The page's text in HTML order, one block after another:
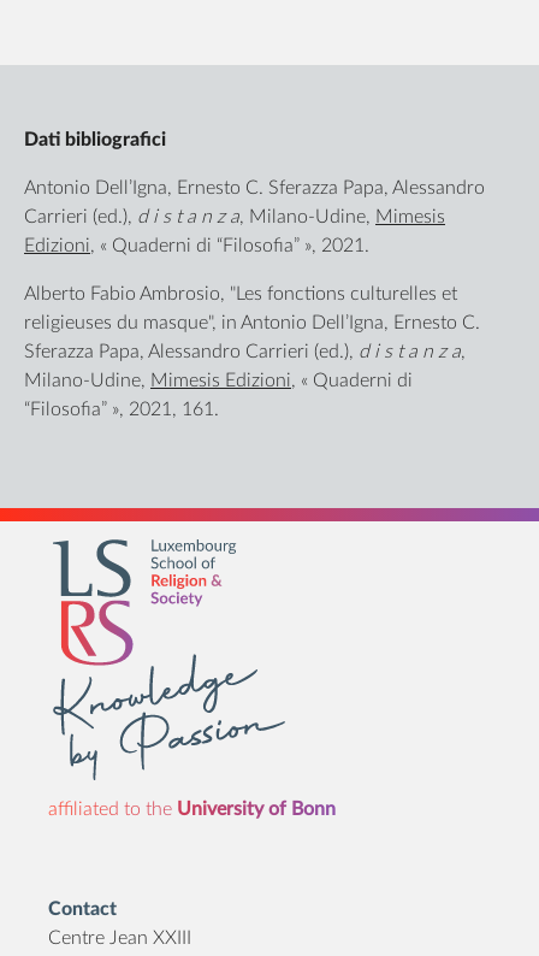
Dati bibliografici
Antonio Dell’Igna, Ernesto C. Sferazza Papa, Alessandro
Carrieri (ed.), d i s t a n z a, Milano-Udine, Mimesis
Edizioni, « Quaderni di “Filosofia” », 2021.
Alberto Fabio Ambrosio, "Les fonctions culturelles et
religieuses du masque", in Antonio Dell’Igna, Ernesto C.
Sferazza Papa, Alessandro Carrieri (ed.), d i s t a n z a,
Milano-Udine, Mimesis Edizioni, « Quaderni di
“Filosofia” », 2021, 161.
Contact
Centre Jean XXIII
affiliated to the University of Bonn